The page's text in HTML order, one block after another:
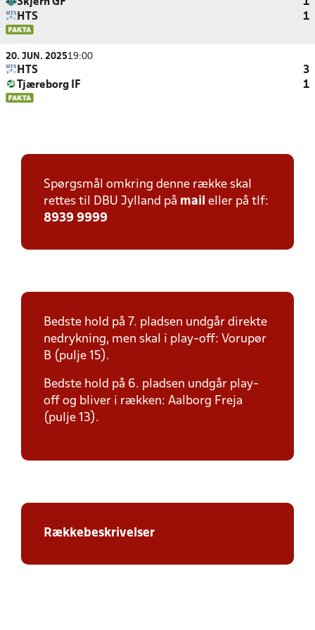
Skjern GF
1
HTS
1
20. JUN. 202519:00
HTS
3
Tjæreborg IF
1
Spørgsmål omkring denne række skal
rettes til DBU Jylland på mail eller på tlf:
8939 9999
Bedste hold på 7. pladsen undgår direkte
nedrykning, men skal i play-off: Vorupør
B (pulje 15).
Bedste hold på 6. pladsen undgår play-
off og bliver i rækken: Aalborg Freja
(pulje 13).
Rækkebeskrivelser